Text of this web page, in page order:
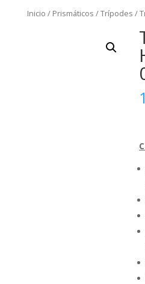
Inicio / Prismáticos /Trípodes /